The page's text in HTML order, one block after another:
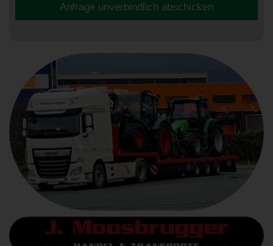
Anfrage unverbindlich abschicken